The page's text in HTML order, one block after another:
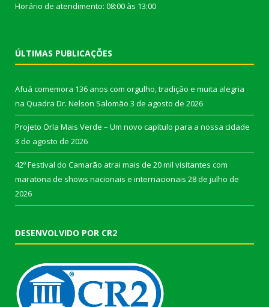
Horário de atendimento: 08:00 às 13:00
ÚLTIMAS PUBLICAÇÕES
Afuá comemora 136 anos com orgulho, tradição e muita alegria
na Quadra Dr. Nelson Salomão 3 de agosto de 2026
Projeto Orla Mais Verde – Um novo capítulo para a nossa cidade
3 de agosto de 2026
42º Festival do Camarão atrai mais de 20 mil visitantes com
maratona de shows nacionais e internacionais 28 de julho de
2026
DESENVOLVIDO POR CR2